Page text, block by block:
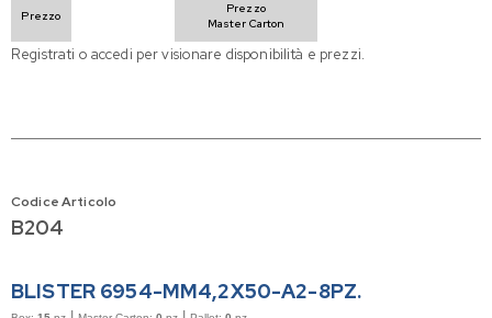
Prezzo
Prezzo
Master Carton
Registrati o accedi per visionare disponibilità e prezzi.
Codice Articolo
B204
BLISTER 6954-MM4,2X50-A2-8PZ.